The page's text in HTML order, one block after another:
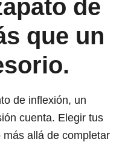
de
que un
de inflexión, un
cuenta. Elegir tus
allá de completar